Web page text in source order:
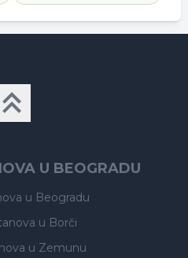
U BEOGRADU
u Beogradu
u Borči
u Zemunu